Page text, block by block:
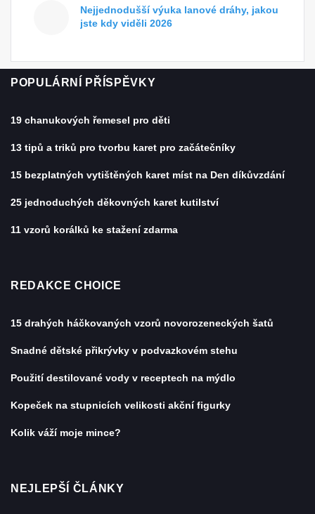
Nejjednodušší výuka lanové dráhy, jakou
jste kdy viděli 2026
POPULÁRNÍ PŘÍSPĚVKY
19 chanukových řemesel pro děti
13 tipů a triků pro tvorbu karet pro začátečníky
15 bezplatných vytištěných karet míst na Den díkůvzdání
25 jednoduchých děkovných karet kutilství
11 vzorů korálků ke stažení zdarma
REDAKCE CHOICE
15 drahých háčkovaných vzorů novorozeneckých šatů
Snadné dětské přikrývky v podvazkovém stehu
Použití destilované vody v receptech na mýdlo
Kopeček na stupnicích velikosti akční figurky
Kolik váží moje mince?
NEJLEPŠÍ ČLÁNKY